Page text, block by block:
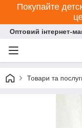
Покупайте
Оптовий інтернет-
Товари та